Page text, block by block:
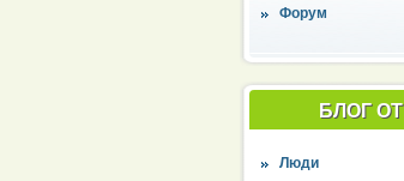
Форум
БЛОГ
Люди